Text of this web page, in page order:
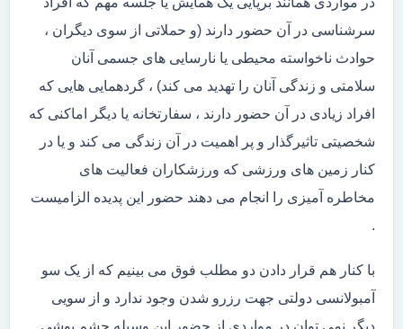
سرشناسی در آن حضور دارند (و حملاتی از سوی دیگران ،
حوادث ناخواسته محیطی یا نارسایی های جسمی آنان
سلامتی و زندگی آنان را تهدید می کند) ، گردهمایی هایی که
افراد زیادی در آن حضور دارند ، سفارتخانه یا دیگر اماکنی که
شخصیتی تاثیرگذار و پر اهمیت در آن زندگی می کند و یا در
کنار زمین های ورزشی که ورزشکاران فعالیت های
مخاطره آمیزی را انجام می دهند حضور این پدیده الزامیست
.
با کنار هم قرار دادن دو مطلب فوق می بینیم که از یک سو
آمبولانسی دولتی جهت رزرو شدن وجود ندارد و از سویی
دیگر نمی توان در مواردی از حضور این وسیله چشم پوشی